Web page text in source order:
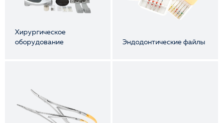
Хирургическое
оборудование
Эндодонтические файлы